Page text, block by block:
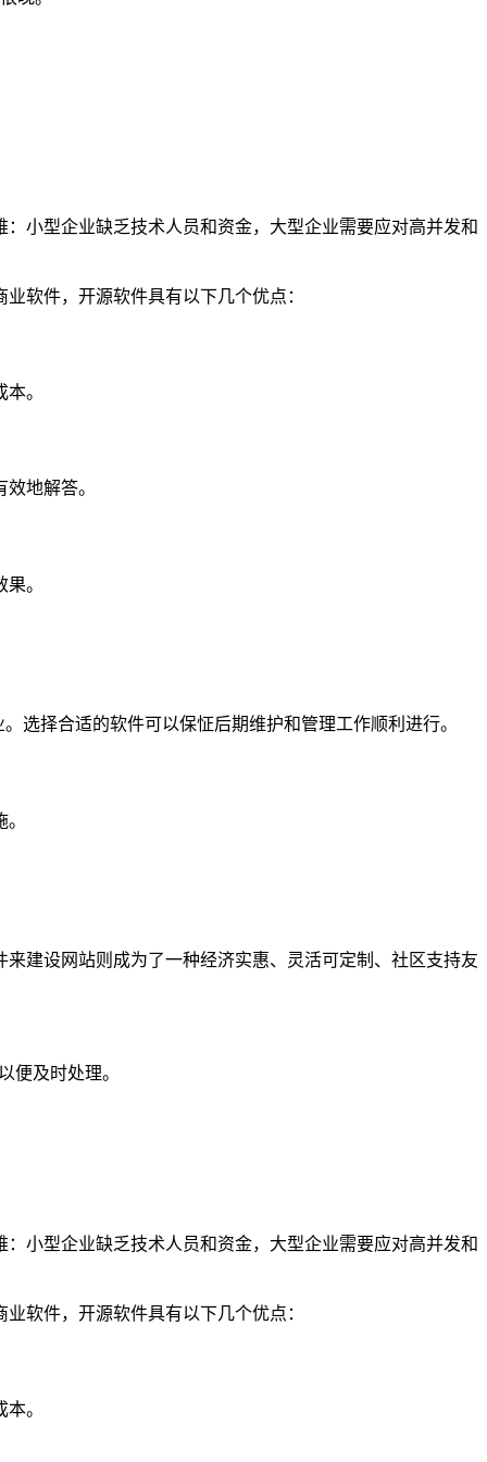
小型企业缺乏技术人员和资金，大型企业需要应对高并发和
软件，开源软件具有以下几个优点：
。
地解答。
。
选择合适的软件可以保怔后期维护和管理工作顺利进行。
建设网站则成为了一种经济实惠、灵活可定制、社区支持友
便及时处理。
小型企业缺乏技术人员和资金，大型企业需要应对高并发和
软件，开源软件具有以下几个优点：
。